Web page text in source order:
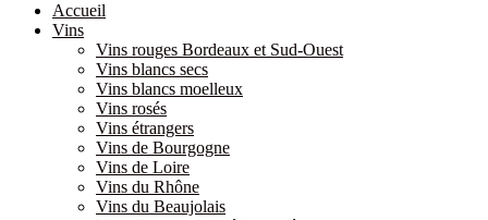
Accueil
Vins
Vins rouges Bordeaux et Sud-Ouest
Vins blancs secs
Vins blancs moelleux
Vins rosés
Vins étrangers
Vins de Bourgogne
Vins de Loire
Vins du Rhône
Vins du Beaujolais